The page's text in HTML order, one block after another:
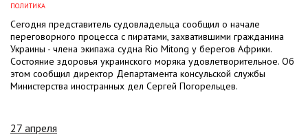
ПОЛИТИКА
Сегодня представитель судовладельца сообщил о начале
переговорного процесса с пиратами, захватившими гражданина
Украины - члена экипажа судна Rio Mitong у берегов Африки.
Состояние здоровья украинского моряка удовлетворительное. Об
этом сообщил директор Департамента консульской службы
Министерства иностранных дел Сергей Погорельцев.
27 апреля